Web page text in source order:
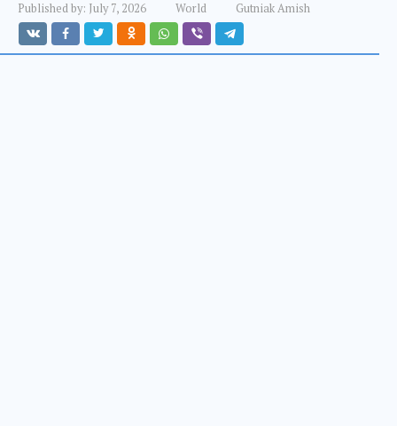
Published by: July 7, 2026 World Gutniak Amish